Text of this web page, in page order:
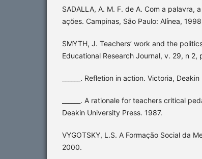
SADALLA, A. M. F. de A. Com a palavra,
ações. Campinas, São Paulo: Alínea,
SMYTH, J. Teachers’ work and the
Educational Research Journal, v. 29, n 2,
______. Refletion in action. Victoria,
______. A rationale for teachers critical
Deakin University Press. 1987.
VYGOTSKY, L.S. A Formação Social da
2000.